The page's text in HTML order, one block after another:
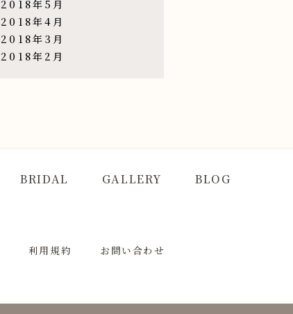
2018年5月
2018年4月
2018年3月
2018年2月
BRIDAL GALLERY BLOG
利用規約 お問い合わせ